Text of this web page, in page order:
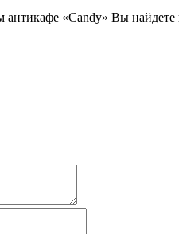
«Candy» Вы найдете